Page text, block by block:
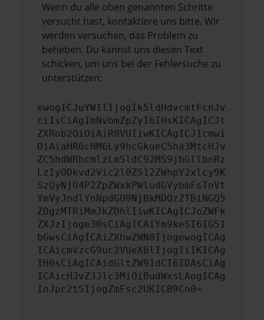
Wenn du alle oben genannten Schritte
versucht hast, kontaktiere uns bitte. Wir
werden versuchen, das Problem zu
beheben. Du kannst uns diesen Text
schicken, um uns bei der Fehlersuche zu
unterstützen:
ewogICJuYW1lIjogIk5ldHdvcmtFcnJv
ciIsCiAgImNvbmZpZyI6IHsKICAgICJt
ZXRob2QiOiAiR0VUIiwKICAgICJ1cmwi
OiAiaHR0cHM6Ly9hcGkueC5ha3MtcHJv
ZC5hdWRhcmlzLm5ldC92MS9jbGllbnRz
LzIyODkvd2Vic2l0ZS12ZWhpY2xlcy9K
SzQyNjU4P2ZpZWxkPWludGVybmFsTnVt
YmVyJndlYnNpdGU9NjBkMDQzZTBiNGQ5
ZDgzMTRiMmJkZDhlIiwKICAgICJoZWFk
ZXJzIjoge30sCiAgICAiYm9keSI6IG51
bGwsCiAgICAiZXhwZWN0IjogewogICAg
ICAicmVzcG9uc2VUeXBlIjogIiIKICAg
IH0sCiAgICAidGltZW91dCI6IDAsCiAg
ICAicHJvZ3Jlc3MiOiBudWxsLAogICAg
InJpc2t5IjogZmFsc2UKICB9Cn0=